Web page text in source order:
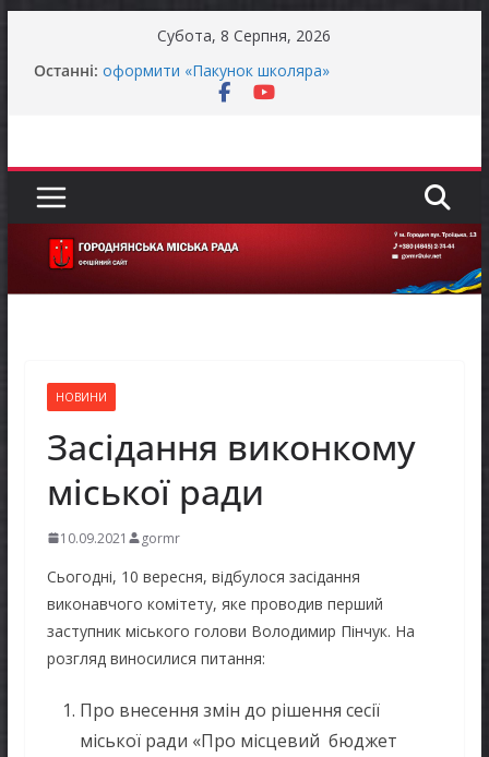
Субота, 8 Серпня, 2026
Останні: Батьки майбутніх першокласників уже можуть
оформити «Пакунок школяра»
ЗАГАЛЬНОНАЦІОНАЛЬНА ХВИЛИНА
для ветеранського бізнесу
реалізації права осіб з інвалідністю на працю
Захищай небо Чернігівщини!
НОВИНИ
Засідання виконкому
міської ради
10.09.2021 gormr
Сьогодні, 10 вересня, відбулося засідання
виконавчого комітету, яке проводив перший
заступник міського голови Володимир Пінчук. На
розгляд виносилися питання:
Про внесення змін до рішення сесії
міської ради «Про місцевий бюджет